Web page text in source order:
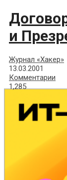
и
Журнал «Хакер»
13.03.2001
Комментарии
1,285